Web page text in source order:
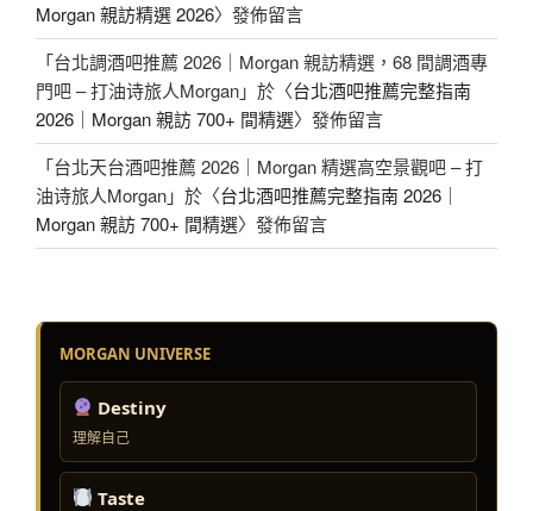
Morgan 親訪精選 2026〉發佈留言
「台北調酒吧推薦 2026｜Morgan 親訪精選，68 間調酒專
門吧 – 打油诗旅人Morgan」於〈台北酒吧推薦完整指南
2026｜Morgan 親訪 700+ 間精選〉發佈留言
「台北天台酒吧推薦 2026｜Morgan 精選高空景觀吧 – 打
油诗旅人Morgan」於〈台北酒吧推薦完整指南 2026｜
Morgan 親訪 700+ 間精選〉發佈留言
MORGAN UNIVERSE
Destiny
理解自己
Taste